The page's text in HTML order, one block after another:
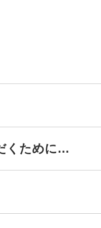
くために…